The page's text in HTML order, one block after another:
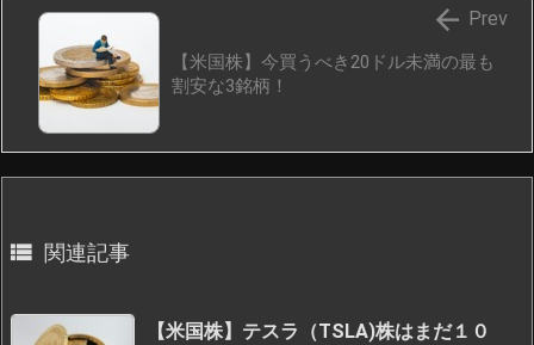
【米国株】今買うべき20ドル未満の最も
割安な3銘柄！
 Prev
 関連記事
【米国株】テスラ（TSLA)株はまだ１０